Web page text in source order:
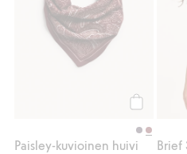
Paisley-kuvioinen huivi
Brief